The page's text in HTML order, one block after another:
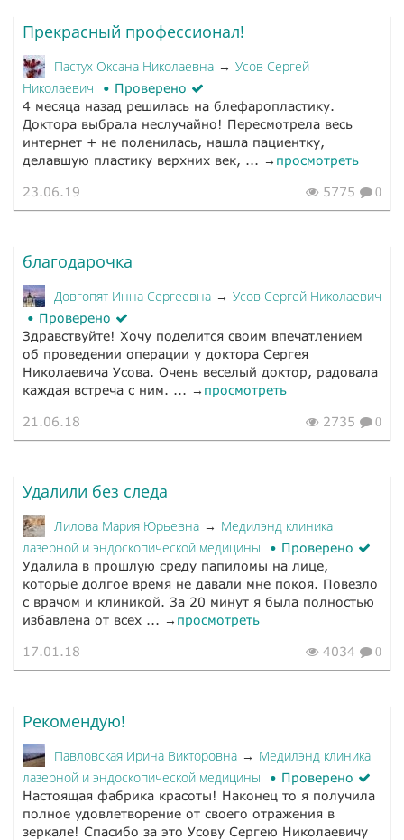
Прекрасный профессионал!
Пастух Оксана Николаевна → Усов Сергей
Николаевич
Проверено
4 месяца назад решилась на блефаропластику.
Доктора выбрала неслучайно! Пересмотрела весь
интернет + не поленилась, нашла пациентку,
делавшую пластику верхних век, ... → просмотреть
23.06.19 5775 0
благодарочка
Довгопят Инна Сергеевна → Усов Сергей Николаевич
Проверено
Здравствуйте! Хочу поделится своим впечатлением
об проведении операции у доктора Сергея
Николаевича Усова. Очень веселый доктор, радовала
каждая встреча с ним. ... → просмотреть
21.06.18 2735 0
Удалили без следа
Лилова Мария Юрьевна → Медилэнд клиника
лазерной и эндоскопической медицины
Проверено
Удалила в прошлую среду папиломы на лице,
которые долгое время не давали мне покоя. Повезло
с врачом и клиникой. За 20 минут я была полностью
избавлена от всех ... → просмотреть
17.01.18 4034 0
Рекомендую!
Павловская Ирина Викторовна → Медилэнд клиника
лазерной и эндоскопической медицины
Проверено
Настоящая фабрика красоты! Наконец то я получила
полное удовлетворение от своего отражения в
зеркале! Спасибо за это Усову Сергею Николаевичу